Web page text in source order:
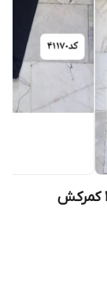
شلوار لی مردانه مام بگ کد محصول 41170 کمرکش